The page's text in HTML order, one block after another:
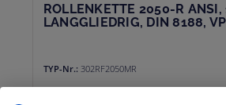
ROLLENKETTE 2050-R
LANGGLIEDRIG, DIN 8188,
TYP-Nr.: 302RF2050MR